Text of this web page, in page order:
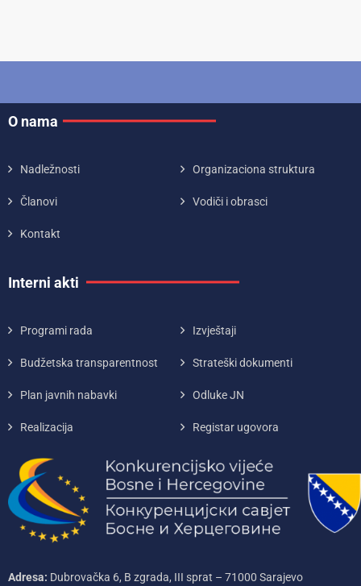
O nama
Nadležnosti Organizaciona struktura
Članovi Vodiči i obrasci
Kontakt
Interni akti
Programi rada Izvještaji
Budžetska transparentnost Strateški dokumenti
Plan javnih nabavki Odluke JN
Realizacija Registar ugovora
Adresa: Dubrovačka 6, B zgrada, III sprat – 71000‌ Sarajevo